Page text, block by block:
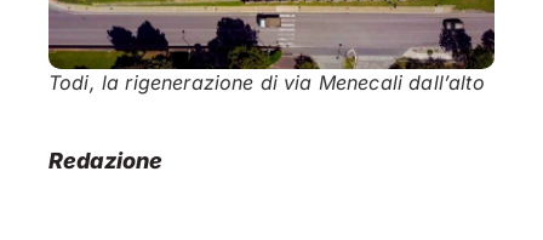
Todi, la rigenerazione di via Menecali dall’alto
Redazione